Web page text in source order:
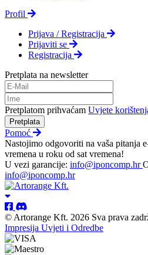
Profil
Prijava / Registracija
Prijaviti se
Registracija
Pretplata na newsletter
Pretplatom prihvaćam Uvjete
Pretplata
Pomoć
Nastojimo odgovoriti na vaša pitanja
vremena u roku od sat vremena!
U vezi garancije: info@iponcomp.hr
info@iponcomp.hr
© Artorange Kft. 2026 Sva prava
Impresija Uvjeti i Odredbe